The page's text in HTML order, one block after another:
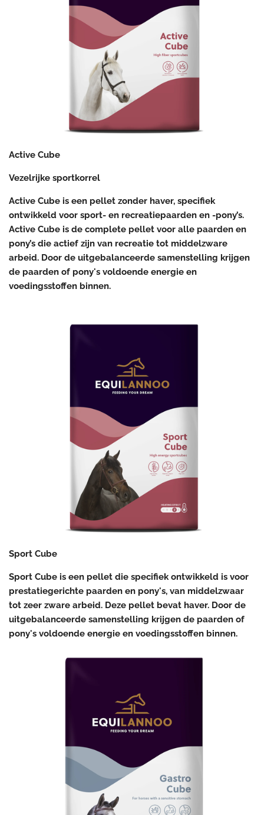
Active Cube
Vezelrijke sportkorrel
Active Cube is een pellet zonder haver, specifiek
ontwikkeld voor sport- en recreatiepaarden en -pony’s.
Active Cube is de complete pellet voor alle paarden en
pony’s die actief zijn van recreatie tot middelzware
arbeid. Door de uitgebalanceerde samenstelling krijgen
de paarden of pony's voldoende energie en
voedingsstoffen binnen.
Sport Cube
Sport Cube is een pellet die specifiek ontwikkeld is voor
prestatiegerichte paarden en pony's, van middelzwaar
tot zeer zware arbeid. Deze pellet bevat haver. Door de
uitgebalanceerde samenstelling krijgen de paarden of
pony's voldoende energie en voedingsstoffen binnen.